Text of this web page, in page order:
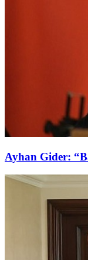
Ayhan Gider: